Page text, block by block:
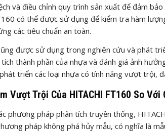
và điều chỉnh quy trình sản xuất để đảm
có thể được sử dụng để kiểm tra hàm
các tiêu chuẩn an toàn.
được sử dụng trong nghiên cứu và phát
thành phần của nhựa và đánh giá ảnh
triển các loại nhựa có tính năng vượt trội,
Vượt Trội Của HITACHI FT160 So
phương pháp phân tích truyền thống,
pháp không phá hủy mẫu, có nghĩa là